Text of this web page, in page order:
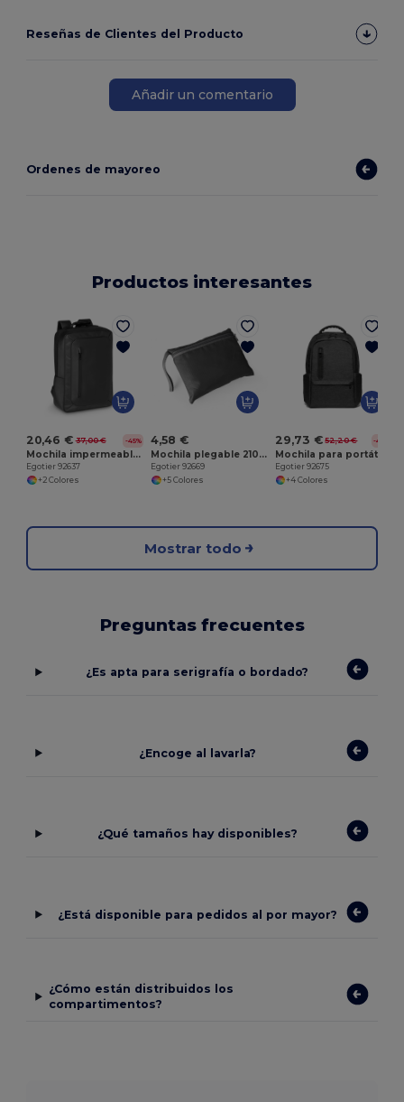
Reseñas de Clientes del Producto
Añadir un comentario
Ordenes de mayoreo
Productos interesantes
20,46 € 37,00 € -45%
Mochila impermeable para portátil de 15.6" en poliéster 600D
Egotier 92637
+2 Colores
4,58 €
Mochila plegable 210D ripstop
Egotier 92669
+5 Colores
29,73 € 52,20 € -43%
Egotier 92675
+4 Colores
Mostrar todo
Preguntas frecuentes
¿Es apta para serigrafía o bordado?
¿Encoge al lavarla?
¿Qué tamaños hay disponibles?
¿Está disponible para pedidos al por mayor?
¿Cómo están distribuidos los
compartimentos?